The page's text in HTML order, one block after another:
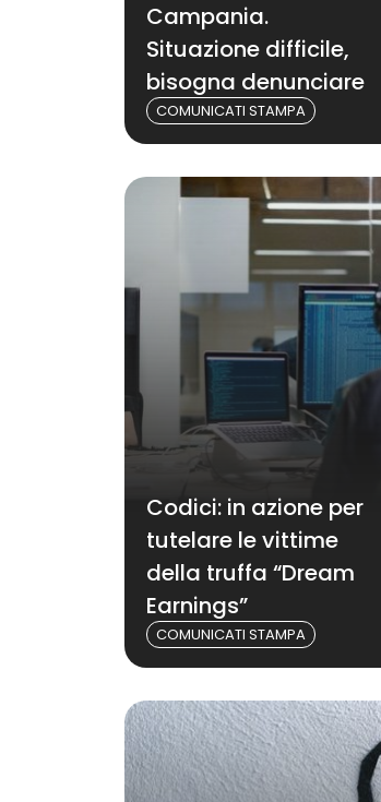
Campania.
Situazione difficile,
bisogna denunciare
COMUNICATI STAMPA
Codici: in azione per
tutelare le vittime
della truffa “Dream
Earnings”
COMUNICATI STAMPA